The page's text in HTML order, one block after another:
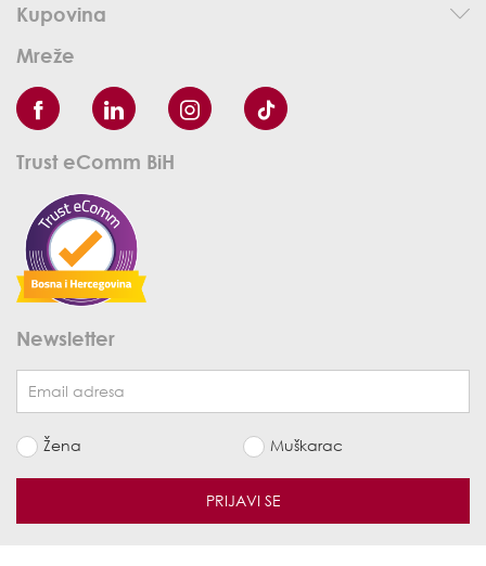
Kupovina
Mreže
Trust eComm BiH
Newsletter
Žena Muškarac
PRIJAVI SE